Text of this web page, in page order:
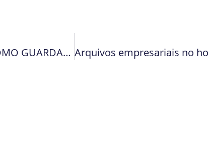
PENSANDO EM REFORMAR A CASA? SAIBA COMO GUARDAR SEUS MÓVEIS EM SEGURANÇA